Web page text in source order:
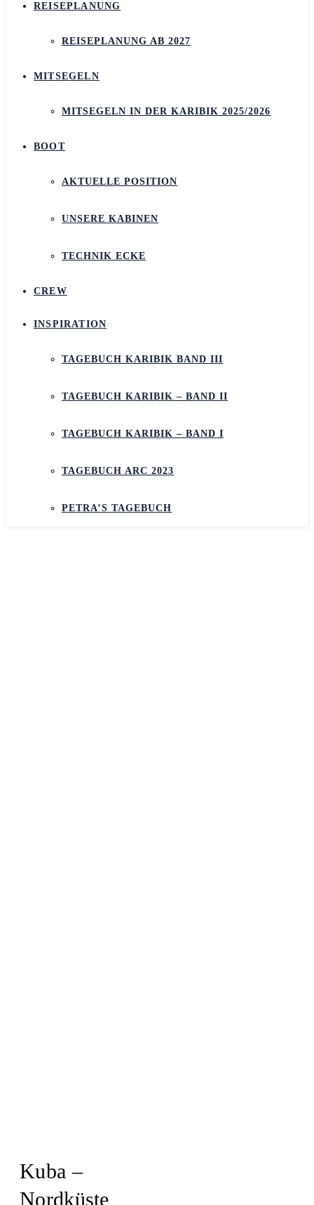
REISEPLANUNG
REISEPLANUNG AB 2027
MITSEGELN
MITSEGELN IN DER KARIBIK 2025/2026
BOOT
AKTUELLE POSITION
UNSERE KABINEN
TECHNIK ECKE
CREW
INSPIRATION
TAGEBUCH KARIBIK BAND III
TAGEBUCH KARIBIK – BAND II
TAGEBUCH KARIBIK – BAND I
TAGEBUCH ARC 2023
PETRA’S TAGEBUCH
Kuba –
Nordküste